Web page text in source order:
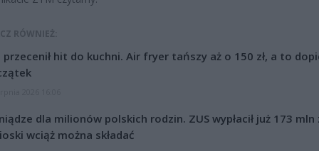
RÓWNIEŻ:
przecenił hit do kuchni. Air fryer tańszy aż o 150 zł, a to
dla milionów polskich rodzin. ZUS wypłacił już 173 mln
wciąż można składać